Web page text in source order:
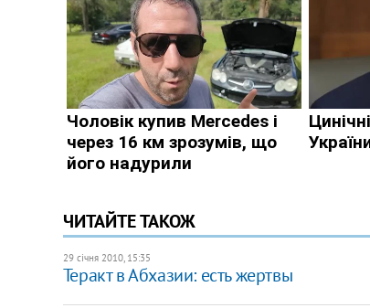
ЧИТАЙТЕ ТАКОЖ
29 січня 2010, 15:35
Теракт в Абхазии: есть жертвы